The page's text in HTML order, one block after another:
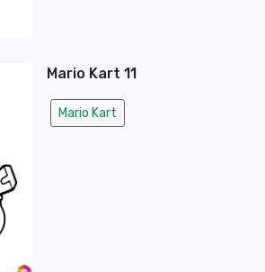
Mario Kart 11
Mario Kart